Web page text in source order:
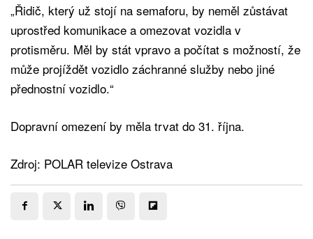
„Řidič, který už stojí na semaforu, by neměl zůstávat
uprostřed komunikace a omezovat vozidla v
protisměru. Měl by stát vpravo a počítat s možností, že
může projíždět vozidlo záchranné služby nebo jiné
přednostní vozidlo.“
Dopravní omezení by měla trvat do 31. října.
Zdroj: POLAR televize Ostrava